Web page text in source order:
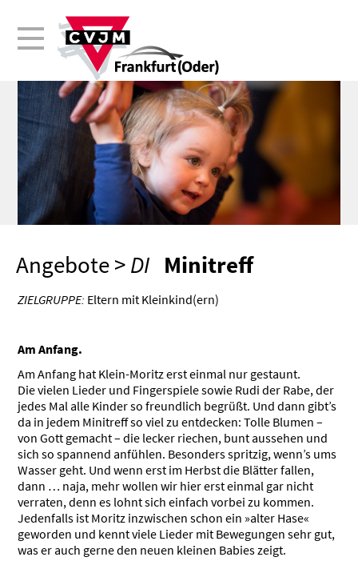
Angebote>DI Minitreff
ZIELGRUPPE: Eltern mit Kleinkind(ern)
Am Anfang.
Am Anfang hat Klein-Moritz erst einmal nur gestaunt.
Die vielen Lieder und Finger­spiele sowie Rudi der Rabe, der
jedes Mal alle Kinder so freundlich begrüßt. Und dann gibt’s
da in jedem Minitreff so viel zu entdecken: Tolle Blumen –
von Gott gemacht – die lecker riechen, bunt aussehen und
sich so spannend anfühlen. Besonders spritzig, wenn’s ums
Wasser geht. Und wenn erst im Herbst die Blätter fallen,
dann … naja, mehr wollen wir hier erst einmal gar nicht
verraten, denn es lohnt sich einfach vorbei zu kommen.
Jedenfalls ist Moritz inzwischen schon ein »alter Hase«
geworden und kennt viele Lieder mit Bewegungen sehr gut,
was er auch gerne den neuen kleinen Babies zeigt.